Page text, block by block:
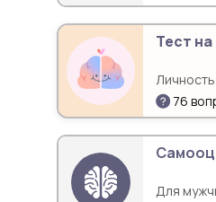
Тест
76
Для